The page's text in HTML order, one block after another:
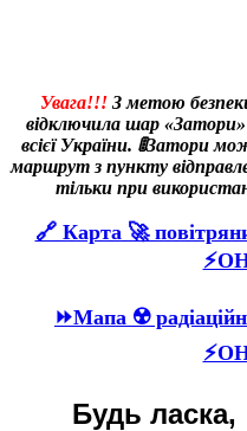
Увага!!!З метою
відключила шар
всієї України. 🚦Затори
маршрут з пункту
тільки при
🔗 Карта 🚀
⏩Мапа ☢️
Будь ласка,